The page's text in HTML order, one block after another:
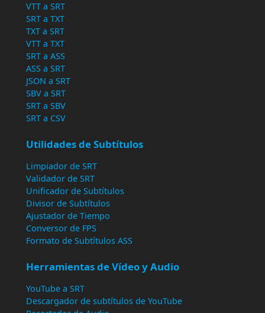
VTT a SRT
SRT a TXT
TXT a SRT
VTT a TXT
SRT a ASS
ASS a SRT
JSON a SRT
SBV a SRT
SRT a SBV
SRT a CSV
Utilidades de Subtítulos
Limpiador de SRT
Validador de SRT
Unificador de Subtítulos
Divisor de Subtítulos
Ajustador de Tiempo
Conversor de FPS
Formato de Subtítulos ASS
Herramientas de Vídeo y Audio
YouTube a SRT
Descargador de subtítulos de YouTube